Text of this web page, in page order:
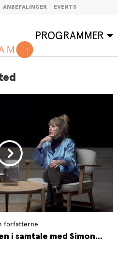
ANBEFALINGER EVENTS
PROGRAMMER
forfatterne
i samtale med Simon...